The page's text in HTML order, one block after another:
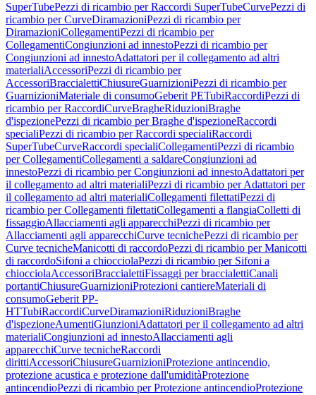
SuperTubePezzi di ricambio per Raccordi SuperTubeCurvePezzi di
ricambio per CurveDiramazioniPezzi di ricambio per
DiramazioniCollegamentiPezzi di ricambio per
CollegamentiCongiunzioni ad innestoPezzi di ricambio per
Congiunzioni ad innestoAdattatori per il collegamento ad altri
materialiAccessoriPezzi di ricambio per
AccessoriBraccialettiChiusureGuarnizioniPezzi di ricambio per
GuarnizioniMateriale di consumoGeberit PETubiRaccordiPezzi di
ricambio per RaccordiCurveBragheRiduzioniBraghe
d'ispezionePezzi di ricambio per Braghe d'ispezioneRaccordi
specialiPezzi di ricambio per Raccordi specialiRaccordi
SuperTubeCurveRaccordi specialiCollegamentiPezzi di ricambio
per CollegamentiCollegamenti a saldareCongiunzioni ad
innestoPezzi di ricambio per Congiunzioni ad innestoAdattatori per
il collegamento ad altri materialiPezzi di ricambio per Adattatori per
il collegamento ad altri materialiCollegamenti filettatiPezzi di
ricambio per Collegamenti filettatiCollegamenti a flangiaColletti di
fissaggioAllacciamenti agli apparecchiPezzi di ricambio per
Allacciamenti agli apparecchiCurve tecnichePezzi di ricambio per
Curve tecnicheManicotti di raccordoPezzi di ricambio per Manicotti
di raccordoSifoni a chiocciolaPezzi di ricambio per Sifoni a
chiocciolaAccessoriBraccialettiFissaggi per braccialettiCanali
portantiChiusureGuarnizioniProtezioni cantiereMateriali di
consumoGeberit PP-
HTTubiRaccordiCurveDiramazioniRiduzioniBraghe
d'ispezioneAumentiGiunzioniAdattatori per il collegamento ad altri
materialiCongiunzioni ad innestoAllacciamenti agli
apparecchiCurve tecnicheRaccordi
dirittiAccessoriChiusureGuarnizioniProtezione antincendio,
protezione acustica e protezione dall'umiditàProtezione
antincendioPezzi di ricambio per Protezione antincendioProtezione